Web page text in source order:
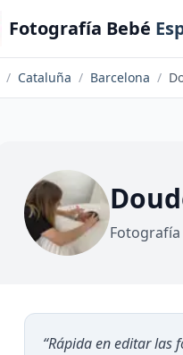
Fotografía Bebé
/ Cataluña / Barcelona /
Fotografía
“Rápida en editar las